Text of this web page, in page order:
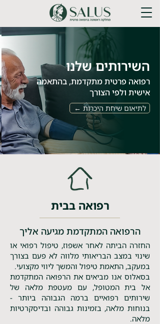
השירותים שלנו
רפואה פרטית מתקדמת, בהתאמה
אישית ולפי הצורך
לתיאום שיחת היכרות ←
רפואה בבית
הרפואה המתקדמת מגיעה אליך
החזרה הביתה לאחר אשפוז, טיפול רפואי או
שינוי במצב הבריאותי מלווה לא פעם בצורך
במעקב, התאמת טיפול והמשך ליווי מקצועי.
בסאלוס אנו מביאים את הרפואה המתקדמת
אל בית המטופל, עם מעטפת מלאה של
שירותים רפואיים ברמה הגבוהה ביותר -
בנוחות מלאה, בזמינות גבוהה ובדיסקרטיות
מלאה.